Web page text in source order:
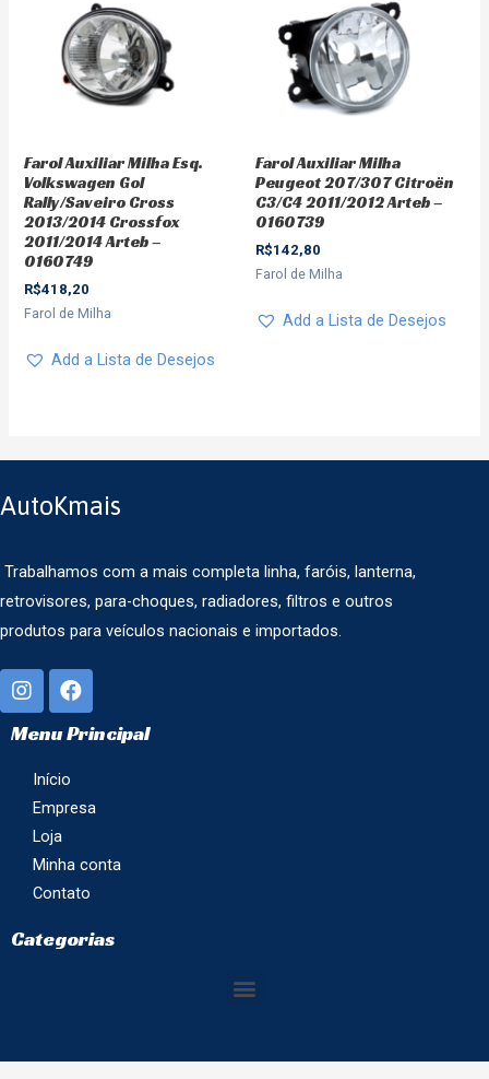
Farol Auxiliar Milha Esq.
Volkswagen Gol
Rally/Saveiro Cross
2013/2014 Crossfox
2011/2014 Arteb –
0160749
R$418,20
Farol de Milha
Add a Lista de Desejos
Farol Auxiliar Milha
Peugeot 207/307 Citroën
C3/C4 2011/2012 Arteb –
0160739
R$142,80
Farol de Milha
Add a Lista de Desejos
AutoKmais
Trabalhamos com a mais completa linha, faróis, lanterna,
retrovisores, para-choques, radiadores, filtros e outros
produtos para veículos nacionais e importados.
Menu Principal
Início
Empresa
Loja
Minha conta
Contato
Categorias